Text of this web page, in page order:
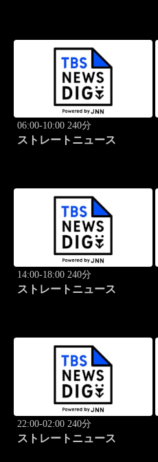
06:00-10:00 240分
ストレートニュース
14:00-18:00 240分
ストレートニュース
22:00-02:00 240分
ストレートニュース